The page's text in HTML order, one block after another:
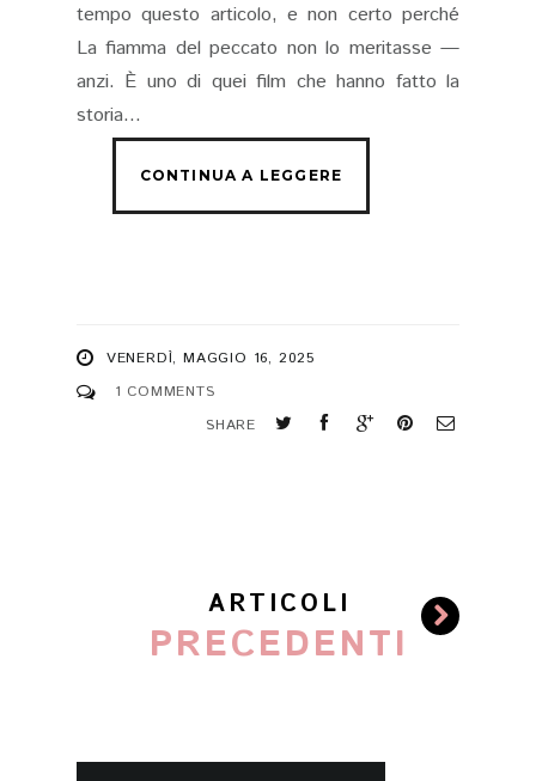
tempo questo articolo, e non certo perché
La fiamma del peccato non lo meritasse —
anzi. È uno di quei film che hanno fatto la
storia...
VENERDÌ, MAGGIO 16, 2025
1 COMMENTS
SHARE
ARTICOLI
PRECEDENTI